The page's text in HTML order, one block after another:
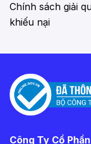
Chính sách giải
khiếu nại
Công Ty Cổ